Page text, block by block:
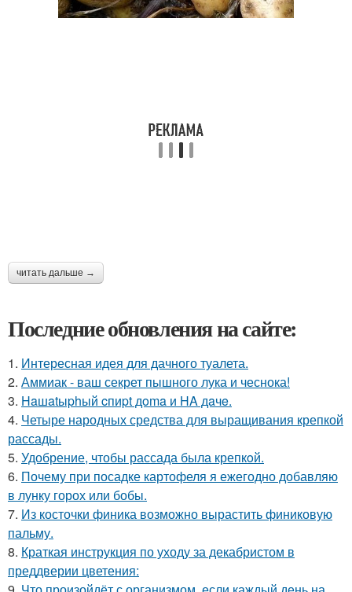
читать дальше →
Последние обновления на сайте:
1. Интересная идея для дачного туалета.
2. Аммиак - ваш секрет пышного лука и чеснока!
3. Haшatыphый cпиpt дoma и HA дaчe.
4. Четыре народных средства для выращивания крепкой
рассады.
5. Удобрение, чтобы рассада была крепкoй.
6. Почему при посадке картофеля я ежегодно добавляю
в лунку горох или бобы.
7. Из косточки финика возможно вырастить финиковую
пальму.
8. Краткая инструкция по уходу за декабристом в
преддверии цветения: